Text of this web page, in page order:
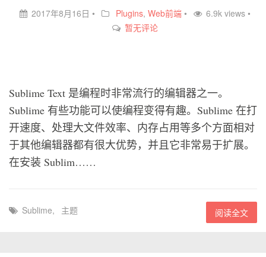
2017年8月16日 • Plugins, Web前端 •
6.9k views •
暂无评论
Sublime Text 是编程时非常流行的编辑器之一。
Sublime 有些功能可以使编程变得有趣。Sublime 在打
开速度、处理大文件效率、内存占用等多个方面相对
于其他编辑器都有很大优势，并且它非常易于扩展。
在安装 Sublim……
Sublime, 主题 阅读全文